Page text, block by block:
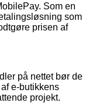
Som en
som
prisen af
på nettet bør de
e-butikkens
projekt.